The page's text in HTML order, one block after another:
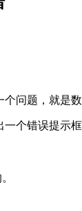
个问题，就是
个错误提示